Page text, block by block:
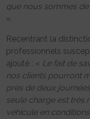
que nous sommes
».
Recentrant la
professionnels
ajouté : « Le fait de
nos clients pourront
près de deux
seule charge est très
véhicule en